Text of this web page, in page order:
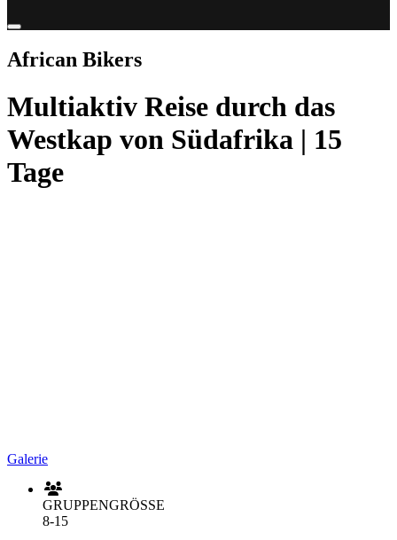
African Bikers
Multiaktiv Reise durch das
Westkap von Südafrika | 15
Tage
Galerie
GRUPPENGRÖSSE
8-15